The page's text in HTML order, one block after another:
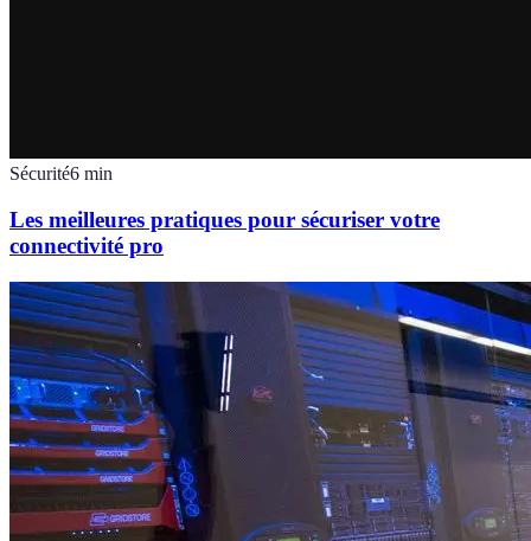
Sécurité6 min
Les meilleures pratiques pour sécuriser votre
connectivité pro